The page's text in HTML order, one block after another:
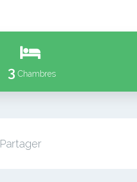
3 Chambres
Partager